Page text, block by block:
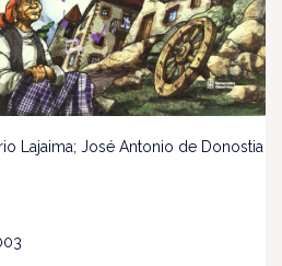
Lajaima; José Antonio de Donostia